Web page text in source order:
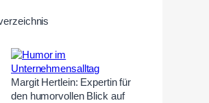
Margit Hertlein: Expertin für
den humorvollen Blick auf